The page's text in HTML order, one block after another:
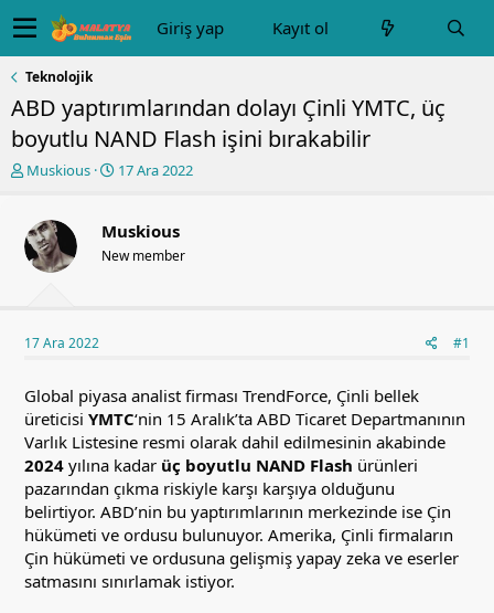
Giriş yap Kayıt ol
Teknolojik
ABD yaptırımlarından dolayı Çinli YMTC, üç
boyutlu NAND Flash işini bırakabilir
K
u
y
u
l
t
a
n
Muskious
B
l
a
i
h
i
17 Ara 2022
Muskious
New member
17 Ara 2022 #1
Global piyasa analist firması TrendForce, Çinli bellek
üreticisi YMTC‘nin 15 Aralık’ta ABD Ticaret Departmanının
Varlık Listesine resmi olarak dahil edilmesinin akabinde
2024 yılına kadar üç boyutlu NAND Flash ürünleri
pazarından çıkma riskiyle karşı karşıya olduğunu
belirtiyor. ABD’nin bu yaptırımlarının merkezinde ise Çin
hükümeti ve ordusu bulunuyor. Amerika, Çinli firmaların
Çin hükümeti ve ordusuna gelişmiş yapay zeka ve eserler
satmasını sınırlamak istiyor.